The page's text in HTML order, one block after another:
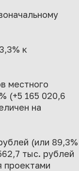
к
местного
(+5 165 020,6
на
(или 89,3%
тыс. рублей
проектами